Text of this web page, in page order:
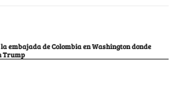
embajada de Colombia en Washington donde
Trump